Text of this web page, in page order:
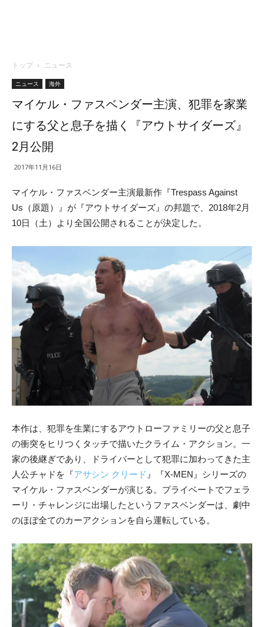
トップ ニュース
ニュース 海外
マイケル・ファスベンダー主演、犯罪を家業
にする父と息子を描く『アウトサイダーズ』
2月公開
2017年11月16日
マイケル・ファスベンダー主演最新作『Trespass Against
Us（原題）』が 『アウトサイダーズ』の邦題で、2018年2月
10日（土）より全国公開されることが決定した。
本作は、犯罪を生業にするアウトローファミリーの父と息子
の衝突をヒリつくタッチで描いたクライム・アクション。一
家の後継ぎであり、ドライバーとして犯罪に加わってきた主
人公チャドを『アサシン クリード 』『X-MEN』シリーズの
マイケル・ファスベンダーが演じる。プライベートでフェラ
ーリ・チャレンジに出場したというファスベンダーは、劇中
のほぼ全てのカーアクションを自ら運転している。